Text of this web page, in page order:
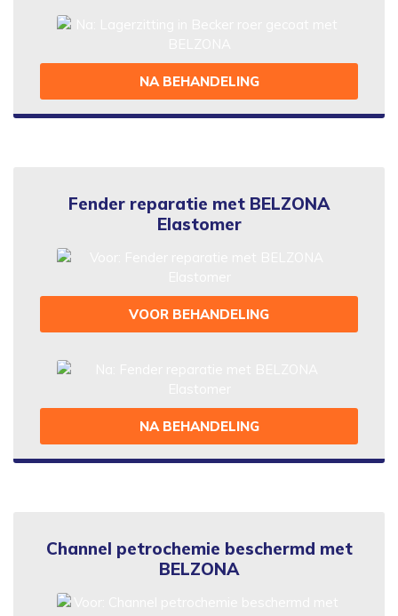
NA BEHANDELING
Fender reparatie met BELZONA
Elastomer
VOOR BEHANDELING
NA BEHANDELING
Channel petrochemie beschermd met
BELZONA